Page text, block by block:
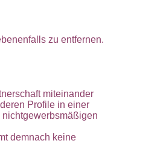
zu entfernen.
miteinander
Profile in einer
demnach keine